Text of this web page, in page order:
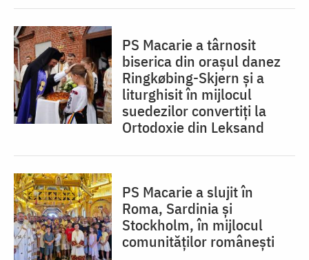
PS Macarie a târnosit
biserica din orașul danez
Ringkøbing-Skjern și a
liturghisit în mijlocul
suedezilor convertiți la
Ortodoxie din Leksand
PS Macarie a slujit în
Roma, Sardinia și
Stockholm, în mijlocul
comunităților românești